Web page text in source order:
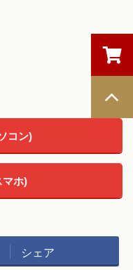
コン)
マホ)
シェア